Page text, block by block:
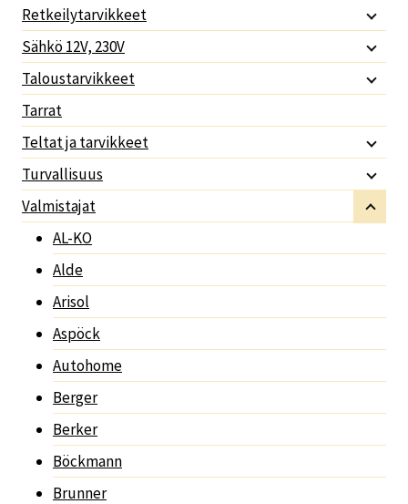
Retkeilytarvikkeet
Sähkö 12V, 230V
Taloustarvikkeet
Tarrat
Teltat ja tarvikkeet
Turvallisuus
Valmistajat
AL-KO
Alde
Arisol
Aspöck
Autohome
Berger
Berker
Böckmann
Brunner